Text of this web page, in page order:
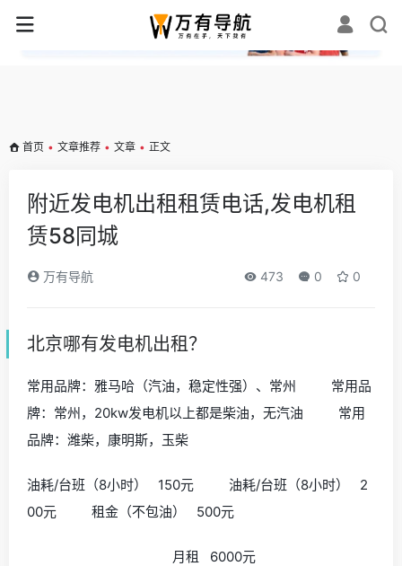
✕
首页 • 文章推荐 • 文章 • 正文
附近发电机出租租赁电话,发电机租
赁58同城
万有导航 473 0 0
北京哪有发电机出租？
常用品牌：雅马哈（汽油，稳定性强）、常州 常用品
牌：常州，20kw发电机以上都是柴油，无汽油 常用
品牌：潍柴，康明斯，玉柴
油耗/台班（8小时） 150元 油耗/台班（8小时） 2
00元 租金（不包油） 500元
月租 6000元